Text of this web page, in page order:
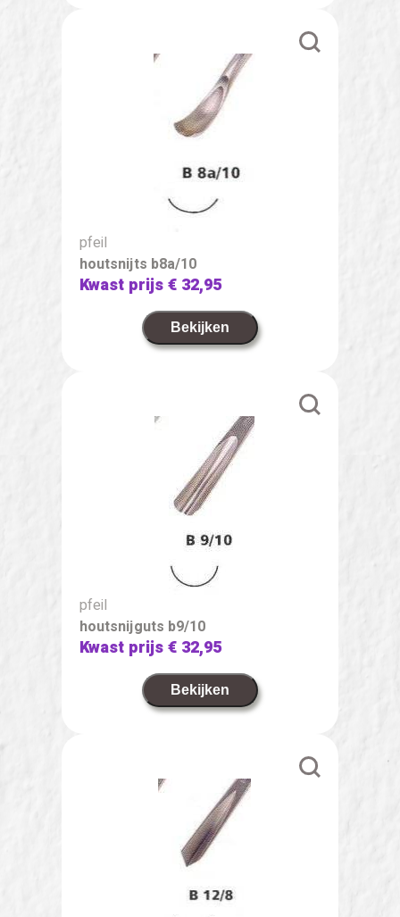
pfeil
houtsnijts b8a/10
Kwast prijs€ 32,95
Bekijken
pfeil
houtsnijguts b9/10
Kwast prijs€ 32,95
Bekijken